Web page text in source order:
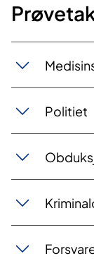
Poli​​t​​iet